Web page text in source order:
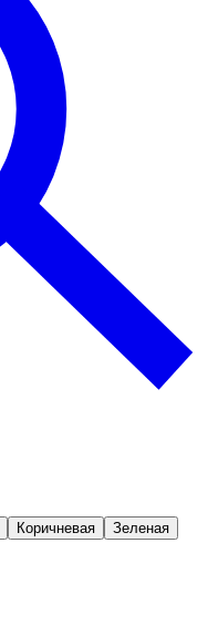
Коричневая Зеленая